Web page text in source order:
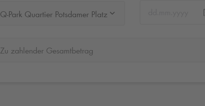
Q-Park Quartier Potsdamer Platz
Zu zahlender Gesamtbetrag